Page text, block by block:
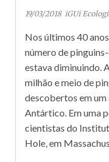
19/03/2018 iGUi
Nos últimos 40
número de
estava diminuindo.
milhão e meio de
descobertos em
Antártico. Em uma
cientistas do
Hole, em